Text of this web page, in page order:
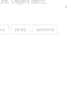
verre verrerie